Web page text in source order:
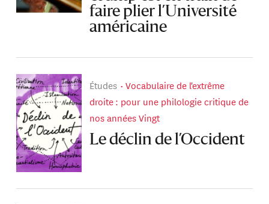
faire plier l’Université
américaine
Études
Vocabulaire de l'extrême
droite : pour une philologie critique de
nos années Vingt
Le déclin de l’Occident